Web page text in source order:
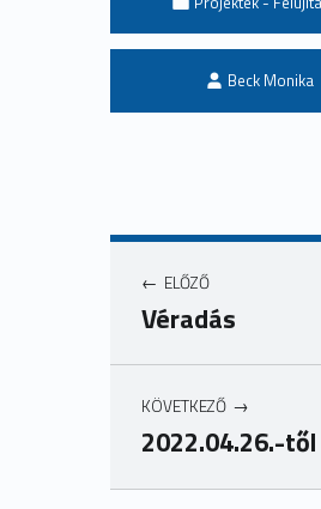
Written by:
Beck Monika
ELŐZŐ
Véradás
KÖVETKEZŐ
2022.04.26.-
Ugrás a főmenühöz